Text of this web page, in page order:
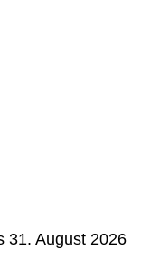
August 2026